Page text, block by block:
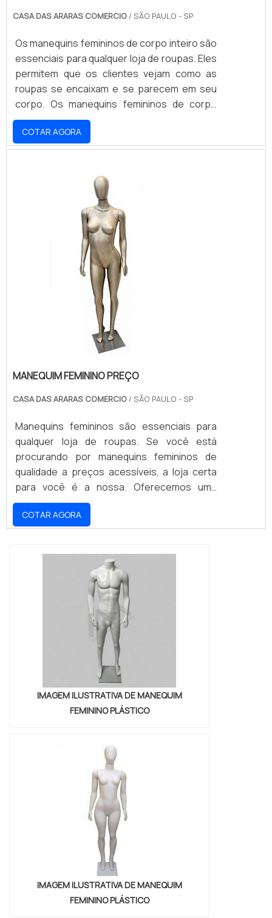
CASA DAS ARARAS COMERCIO / SÃO PAULO - SP
Os manequins femininos de corpo inteiro são
essenciais para qualquer loja de roupas. Eles
permitem que os clientes vejam como as
roupas se encaixam e se parecem em seu
corpo. Os manequins femininos de corpo
inteiro são feitos de materiais duráveis e
resistentes, como fibra de vidro, plástico e
metal. Eles são projetados para serem
temperatura, para que possam ser usados ​​
por muitos anos. Os manequins femininos de
corpo inteiro são ideais para lojas de roupas
que desejam exibir seus produtos de
maneira atraente e profissional.
COTAR AGORA
MANEQUIM FEMININO PREÇO
CASA DAS ARARAS COMERCIO / SÃO PAULO - SP
Manequins femininos são essenciais para
qualquer loja de roupas. Se você está
procurando por manequins femininos de
qualidade a preços acessíveis, a loja certa
para você é a nossa. Oferecemos uma
grande variedade de manequins femininos
em diferentes tamanhos, estilos e preços.
Nossos manequins femininos são feitos de
que você possa usá-los por muito tempo.
Não importa o seu orçamento, temos
manequins femininos para todos os bolsos.
Venha conferir nossa seleção de manequins
femininos e encontre o que melhor se
adequa às suas necessidades.
COTAR AGORA
IMAGEM ILUSTRATIVA DE MANEQUIM
FEMININO PLÁSTICO
IMAGEM ILUSTRATIVA DE MANEQUIM
FEMININO PLÁSTICO